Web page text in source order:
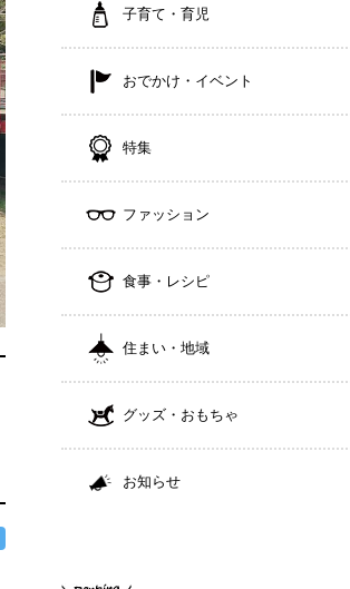
子育て・育児
おでかけ・イベント
特集
ファッション
食事・レシピ
住まい・地域
グッズ・おもちゃ
お知らせ